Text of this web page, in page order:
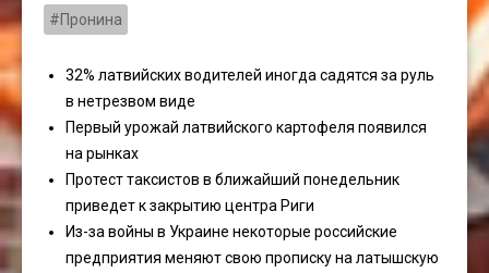
#Пронина
32% латвийских водителей иногда садятся за руль
в нетрезвом виде
Первый урожай латвийского картофеля появился
на рынках
Протест таксистов в ближайший понедельник
приведет к закрытию центра Риги
Из-за войны в Украине некоторые российские
предприятия меняют свою прописку на латышскую